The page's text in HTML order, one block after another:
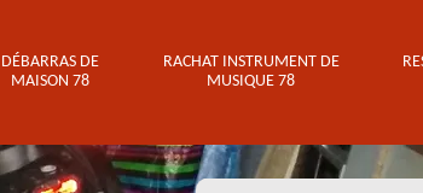
DÉBARRAS DE
MAISON 78
RACHAT INSTRUMENT DE
MUSIQUE 78